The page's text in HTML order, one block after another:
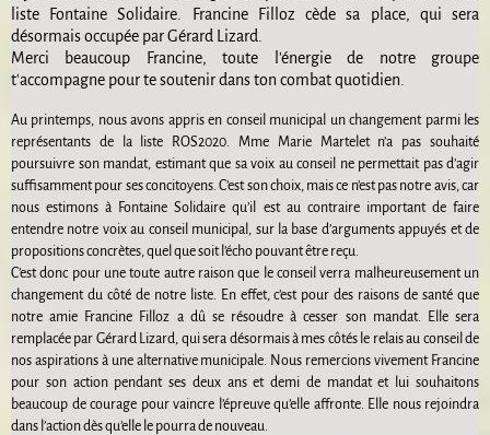
liste Fontaine Solidaire. Francine Filloz cède sa place, qui sera
désormais occupée par Gérard Lizard.
Merci beaucoup Francine, toute l'énergie de notre groupe
t'accompagne pour te soutenir dans ton combat quotidien.
Au printemps, nous avons appris en conseil municipal un changement parmi les
représentants de la liste ROS2020. Mme Marie Martelet n’a pas souhaité
poursuivre son mandat, estimant que sa voix au conseil ne permettait pas d’agir
suffisamment pour ses concitoyens. C’est son choix, mais ce n’est pas notre avis, car
nous estimons à Fontaine Solidaire qu’il est au contraire important de faire
entendre notre voix au conseil municipal, sur la base d’arguments appuyés et de
propositions concrètes, quel que soit l’écho pouvant être reçu.
C’est donc pour une toute autre raison que le conseil verra malheureusement un
changement du côté de notre liste. En effet, c’est pour des raisons de santé que
notre amie Francine Filloz a dû se résoudre à cesser son mandat. Elle sera
remplacée par Gérard Lizard, qui sera désormais à mes côtés le relais au conseil de
nos aspirations à une alternative municipale. Nous remercions vivement Francine
pour son action pendant ses deux ans et demi de mandat et lui souhaitons
beaucoup de courage pour vaincre l’épreuve qu’elle affronte. Elle nous rejoindra
dans l’action dès qu’elle le pourra de nouveau.